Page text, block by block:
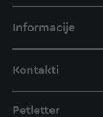
Informacije
Kontakti
Petletter